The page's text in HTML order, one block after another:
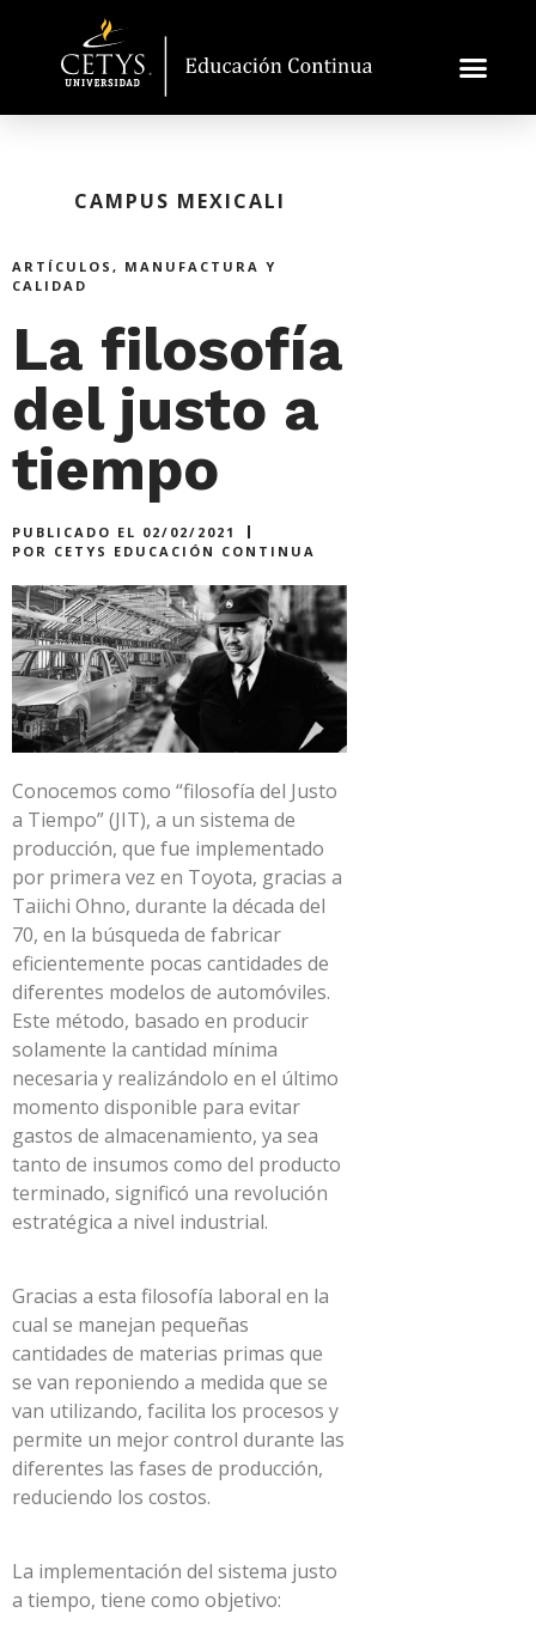
CAMPUS MEXICALI
ARTÍCULOS , MANUFACTURA Y
CALIDAD
La filosofía
del justo a
tiempo
PUBLICADO EL 02/02/2021
POR CETYS EDUCACIÓN CONTINUA
Conocemos como “filosofía del Justo
a Tiempo” (JIT), a un sistema de
producción, que fue implementado
por primera vez en Toyota, gracias a
Taiichi Ohno, durante la década del
70, en la búsqueda de fabricar
eficientemente pocas cantidades de
diferentes modelos de automóviles.
Este método, basado en producir
solamente la cantidad mínima
necesaria y realizándolo en el último
momento disponible para evitar
gastos de almacenamiento, ya sea
tanto de insumos como del producto
terminado, significó una revolución
estratégica a nivel industrial.
Gracias a esta filosofía laboral en la
cual se manejan pequeñas
cantidades de materias primas que
se van reponiendo a medida que se
van utilizando, facilita los procesos y
permite un mejor control durante las
diferentes las fases de producción,
reduciendo los costos.
La implementación del sistema justo
a tiempo, tiene como objetivo: